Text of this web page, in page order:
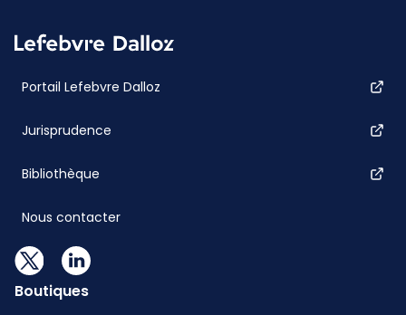
Portail Lefebvre Dalloz
Jurisprudence
Bibliothèque
Nous contacter
Boutiques